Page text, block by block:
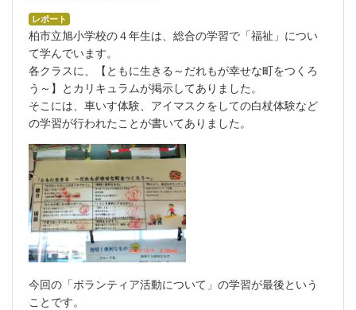
レポート
柏市立旭小学校の４年生は、総合の学習で「福祉」につい
て学んでいます。
各クラスに、【ともに生きる～だれもが幸せな町をつくろ
う～】とカリキュラムが掲示してありました。
そこには、車いす体験、アイマスクをしての白杖体験など
の学習が行われたことが書いてありました。
今回の「ボランティア活動について」の学習が最後という
ことです。